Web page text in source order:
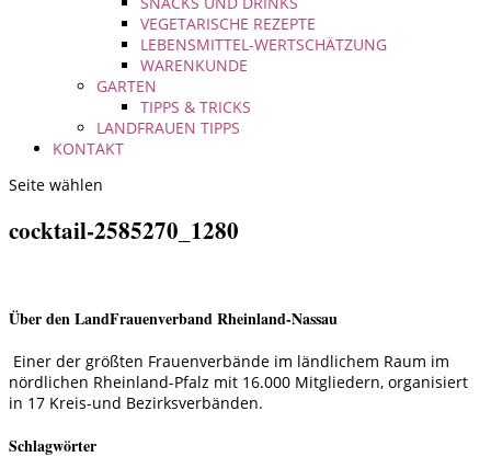
VEGETARISCHE REZEPTE
LEBENSMITTEL-WERTSCHÄTZUNG
WARENKUNDE
GARTEN
TIPPS & TRICKS
LANDFRAUEN TIPPS
KONTAKT
Seite wählen
cocktail-2585270_1280
Über den LandFrauenverband Rheinland-Nassau
Einer der größten Frauenverbände im ländlichem Raum im
nördlichen Rheinland-Pfalz mit 16.000 Mitgliedern, organisiert
in 17 Kreis-und Bezirksverbänden.
Schlagwörter